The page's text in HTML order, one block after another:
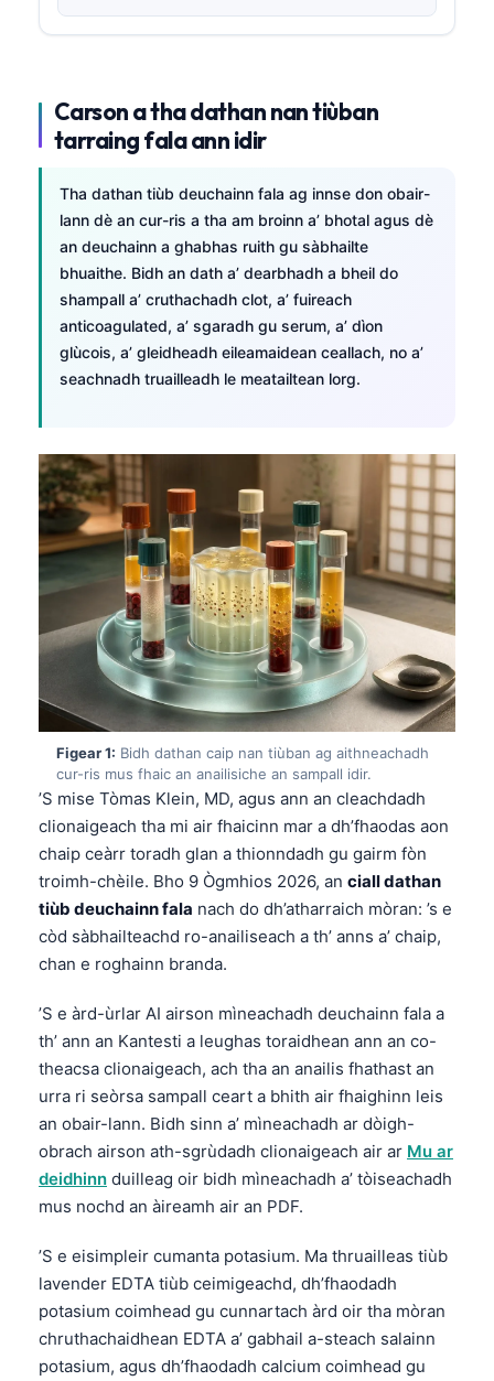
Carson a tha dathan nan tiùban
tarraing fala ann idir
Tha dathan tiùb deuchainn fala ag innse don obair-
lann dè an cur-ris a tha am broinn a’ bhotal agus dè
an deuchainn a ghabhas ruith gu sàbhailte
bhuaithe. Bidh an dath a’ dearbhadh a bheil do
shampall a’ cruthachadh clot, a’ fuireach
anticoagulated, a’ sgaradh gu serum, a’ dìon
glùcois, a’ gleidheadh eileamaidean ceallach, no a’
seachnadh truailleadh le meatailtean lorg.
Figear 1: Bidh dathan caip nan tiùban ag aithneachadh
cur-ris mus fhaic an anailisiche an sampall idir.
’S mise Tòmas Klein, MD, agus ann an cleachdadh
clionaigeach tha mi air fhaicinn mar a dh’fhaodas aon
chaip ceàrr toradh glan a thionndadh gu gairm fòn
troimh-chèile. Bho 9 Ògmhios 2026, an ciall dathan
tiùb deuchainn fala nach do dh’atharraich mòran: ’s e
còd sàbhailteachd ro-anailiseach a th’ anns a’ chaip,
chan e roghainn branda.
’S e àrd-ùrlar AI airson mìneachadh deuchainn fala a
th’ ann an Kantesti a leughas toraidhean ann an co-
theacsa clionaigeach, ach tha an anailis fhathast an
urra ri seòrsa sampall ceart a bhith air fhaighinn leis
an obair-lann. Bidh sinn a’ mìneachadh ar dòigh-
obrach airson ath-sgrùdadh clionaigeach air ar Mu ar
deidhinn duilleag oir bidh mìneachadh a’ tòiseachadh
mus nochd an àireamh air an PDF.
’S e eisimpleir cumanta potasium. Ma thruailleas tiùb
lavender EDTA tiùb ceimigeachd, dh’fhaodadh
potasium coimhead gu cunnartach àrd oir tha mòran
chruthachaidhean EDTA a’ gabhail a-steach salainn
potasium, agus dh’fhaodadh calcium coimhead gu